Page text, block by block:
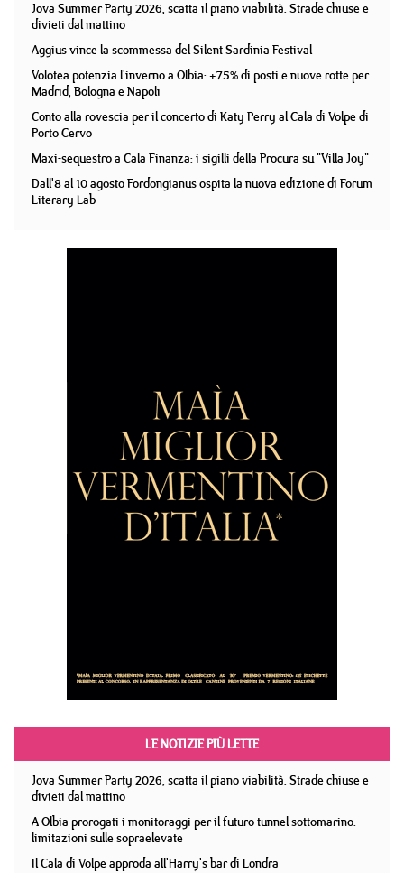
Jova Summer Party 2026, scatta il piano viabilità. Strade chiuse e
divieti dal mattino
Aggius vince la scommessa del Silent Sardinia Festival
Volotea potenzia l'inverno a Olbia: +75% di posti e nuove rotte per
Madrid, Bologna e Napoli
Conto alla rovescia per il concerto di Katy Perry al Cala di Volpe di
Porto Cervo
Maxi-sequestro a Cala Finanza: i sigilli della Procura su "Villa Joy"
Dall'8 al 10 agosto Fordongianus ospita la nuova edizione di Forum
Literary Lab
LE NOTIZIE PIÙ LETTE
Jova Summer Party 2026, scatta il piano viabilità. Strade chiuse e
divieti dal mattino
A Olbia prorogati i monitoraggi per il futuro tunnel sottomarino:
limitazioni sulle sopraelevate
Il Cala di Volpe approda all'Harry's bar di Londra